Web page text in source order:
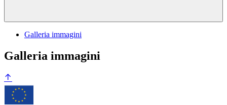
Galleria immagini
Galleria immagini